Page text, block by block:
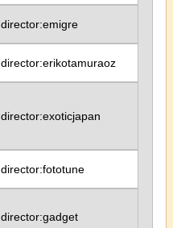
director:emigre
director:erikotamuraoz
director:exoticjapan
director:fototune
director:gadget